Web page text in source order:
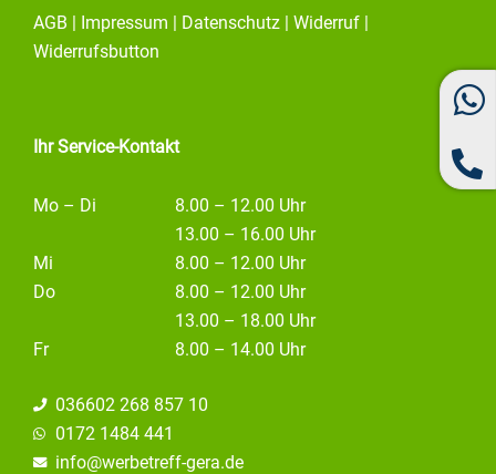
e
b
o
o
a
g
r
e
d
i
AGB Impressum Datenschutz Widerruf
Widerrufsbutton
Ihr Service-Kontakt
Mo – Di
8.00 – 12.00 Uhr
13.00 – 16.00 Uhr
Mi
8.00 – 12.00 Uhr
Do
8.00 – 12.00 Uhr
13.00 – 18.00 Uhr
Fr
8.00 – 14.00 Uhr
036602 268 857 10
0172 1484 441
info@werbetreff-gera.de